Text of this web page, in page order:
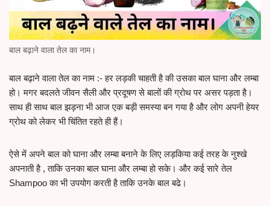
बाल बढ़ाने वाला तेल का नाम।
बाल बढ़ाने वाला तेल का नाम :- हर लड़की चाहती है की उसका बाल घाना और लम्बा
हो। मगर बदलते जीवन सैली और प्रदूषण से बालों की ग्रोथ पर असर पड़ता है।
साथ ही साथ बाल झड़ना भी आज एक बड़ी समस्या बन गया है और लोग अपनी हेयर
ग्रोथ को लेकर भी चिंतित रहते ही हैं।
ऐसे में अपने बाल को घाना और लम्बा बनाने के लिए लड़किया कई तरह के नुश्खे
अपनाती है , ताकि उनका बाल घाना और लम्बा हो सके। और कई सारे तेल
Shampoo का भी उपयोग करती है ताकि उनके बाल बढे।